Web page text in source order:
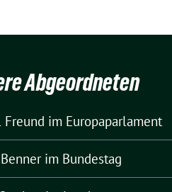
Abgeordneten
Freund im Europaparlament
im Bundestag